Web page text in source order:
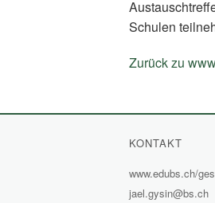
Schulen
Zurück zu
KONTAKT
www.edubs.ch/
jael.gysin@bs.ch